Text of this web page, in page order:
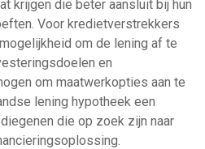
krijgen die beter aansluit bij hun
Voor kredietverstrekkers
om de lening af te
en
om maatwerkopties aan te
lening hypotheek een
die op zoek zijn naar